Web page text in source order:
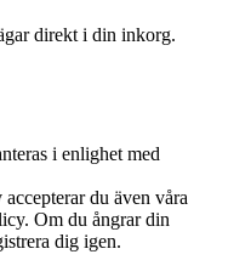
direkt i din inkorg.
i enlighet med
du även våra
Om du ångrar din
dig igen.